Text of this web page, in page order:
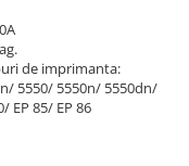
de imprimanta:
5550/ 5550n/ 5550dn/
EP 85/ EP 86